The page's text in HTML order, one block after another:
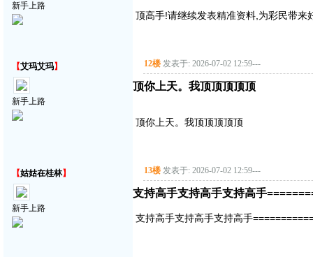
新手上路
顶高手!请继续发表精准资料,为彩民带来
【艾玛艾玛】
新手上路
12楼 发表于: 2026-07-02 12:59---
顶你上天。我顶顶顶顶顶
顶你上天。我顶顶顶顶顶
【姑姑在桂林】
新手上路
13楼 发表于: 2026-07-02 12:59---
支持高手支持高手支持高手
支持高手支持高手支持高手